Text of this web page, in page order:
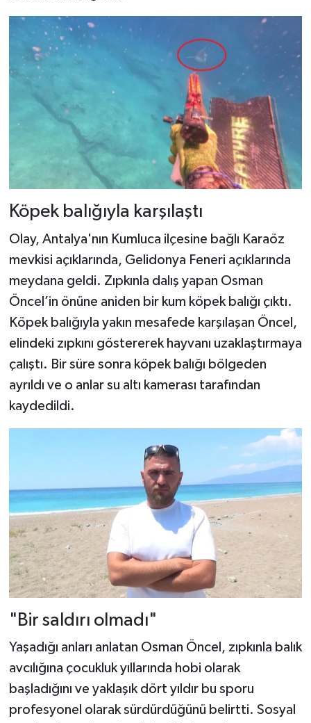
Köpek balığıyla karşılaştı
Olay, Antalya'nın Kumluca ilçesine bağlı Karaöz
mevkisi açıklarında, Gelidonya Feneri açıklarında
meydana geldi. Zıpkınla dalış yapan Osman
Öncel’in önüne aniden bir kum köpek balığı çıktı.
Köpek balığıyla yakın mesafede karşılaşan Öncel,
elindeki zıpkını göstererek hayvanı uzaklaştırmaya
çalıştı. Bir süre sonra köpek balığı bölgeden
ayrıldı ve o anlar su altı kamerası tarafından
kaydedildi.
"Bir saldırı olmadı"
Yaşadığı anları anlatan Osman Öncel, zıpkınla balık
avcılığına çocukluk yıllarında hobi olarak
başladığını ve yaklaşık dört yıldır bu sporu
profesyonel olarak sürdürdüğünü belirtti. Sosyal